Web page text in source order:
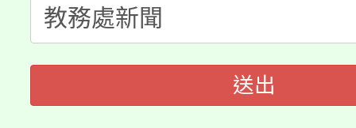
《TA101》溝通分析基
程，歡迎學生輔導中心
心理、諮商輔導、社會
送出